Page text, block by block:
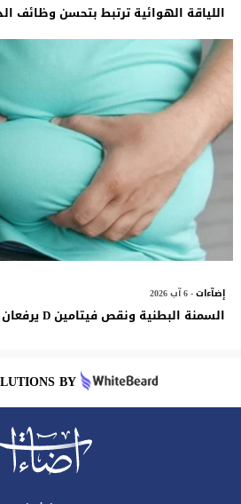
اللياقة الهوائية ترتبط بتحسن وظائف
إضآءات- 6 آب 2026
السمنة البطنية ونقص فيتامين D يرفعان خطر الوفاة بنسبة 123%
BY